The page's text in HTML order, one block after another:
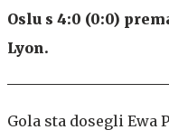
Oslu s 4:0 (0:0)
Lyon.
Gola sta dosegli Ewa